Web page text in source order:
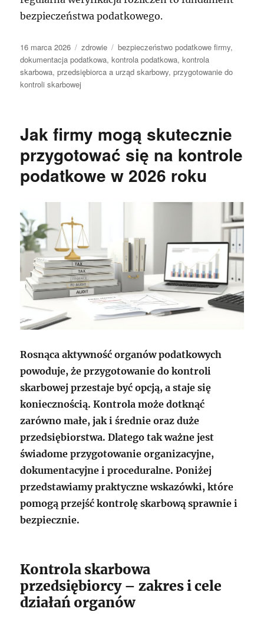
bezpieczeństwa podatkowego.
Data
publikacji
16 marca 2026 Kategorie
zdrowie Tagi
bezpieczeństwo podatkowe firmy,
dokumentacja podatkowa,kontrola podatkowa,kontrola
skarbowa,przedsiębiorca a urząd skarbowy,przygotowanie do
kontroli skarbowej
Jak firmy mogą skutecznie
przygotować się na kontrole
podatkowe w 2026 roku
Rosnąca aktywność organów podatkowych
powoduje, że przygotowanie do kontroli
skarbowej przestaje być opcją, a staje się
koniecznością. Kontrola może dotknąć
zarówno małe, jak i średnie oraz duże
przedsiębiorstwa. Dlatego tak ważne jest
świadome przygotowanie organizacyjne,
dokumentacyjne i proceduralne. Poniżej
przedstawiamy praktyczne wskazówki, które
pomogą przejść kontrolę skarbową sprawnie i
bezpiecznie.
Kontrola skarbowa
przedsiębiorcy – zakres i cele
działań organów